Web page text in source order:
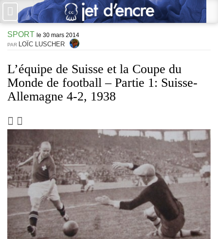
PAS DE COMMENTAIRES ×
Laisser une réponse
Votre adresse de messagerie ne sera pas publiée. Les champs
de dialogue et les limites du respect de chacun. Merci.
Commentaire
SPORT le 30 mars 2014
PAR LOÏC LUSCHER
L’équipe de Suisse et la Coupe du
Monde de football – Partie 1: Suisse-
Allemagne 4-2, 1938